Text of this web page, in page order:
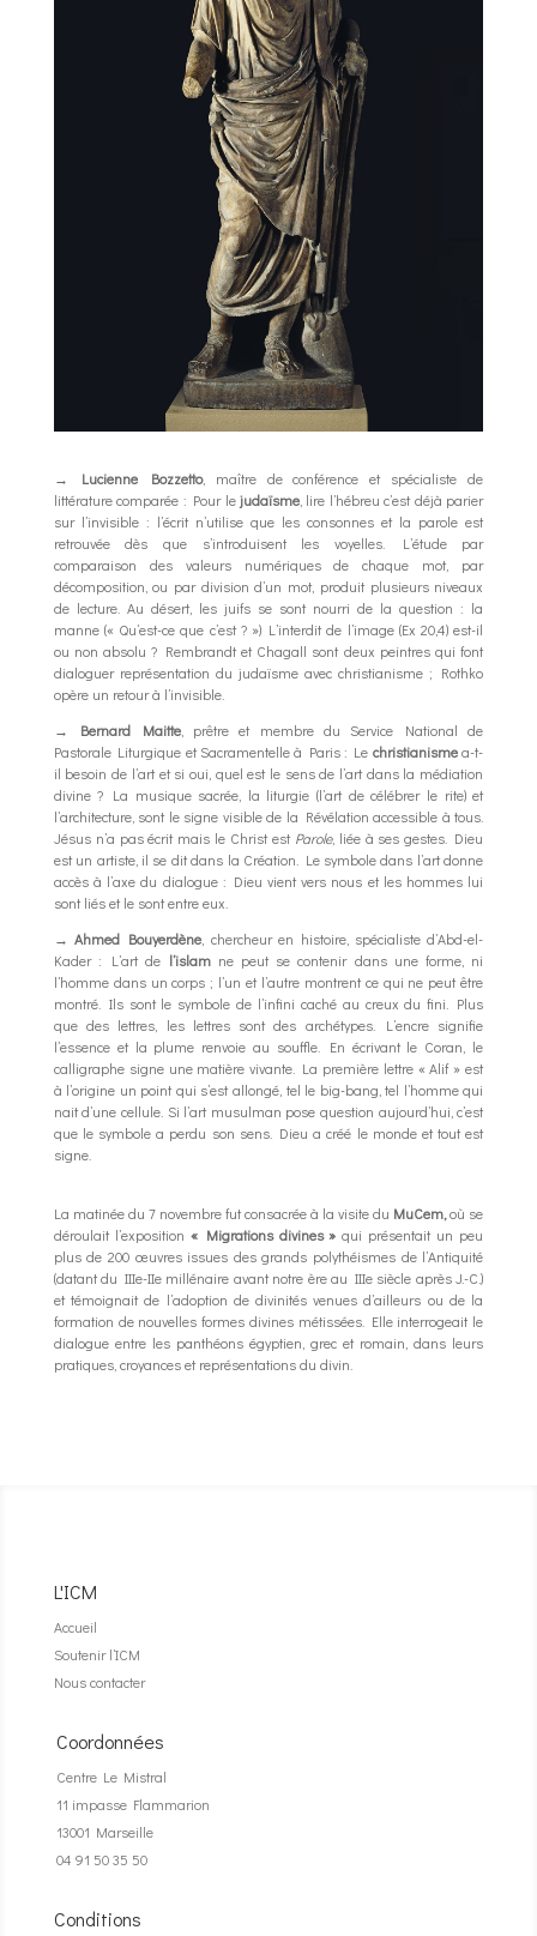
→ Lucienne Bozzetto, maître de conférence et spécialiste de
littérature comparée : Pour le judaïsme, lire l’hébreu c’est déjà parier
sur l’invisible : l’écrit n’utilise que les consonnes et la parole est
retrouvée dès que s’introduisent les voyelles. L’étude par
comparaison des valeurs numériques de chaque mot, par
décomposition, ou par division d’un mot, produit plusieurs niveaux
de lecture. Au désert, les juifs se sont nourri de la question : la
manne (« Qu’est-ce que c’est ? ») L’interdit de l’image (Ex 20,4) est-il
ou non absolu ? Rembrandt et Chagall sont deux peintres qui font
dialoguer représentation du judaïsme avec christianisme ; Rothko
opère un retour à l’invisible.
→
Bernard Maitte, prêtre et membre du Service National de
Pastorale Liturgique et Sacramentelle à Paris : Le christianisme a-t-
il besoin de l’art et si oui, quel est le sens de l’art dans la médiation
divine ? La musique sacrée, la liturgie (l’art de célébrer le rite) et
l’architecture, sont le signe visible de la Révélation accessible à tous.
Jésus n’a pas écrit mais le Christ est Parole, liée à ses gestes. Dieu
est un artiste, il se dit dans la Création. Le symbole dans l’art donne
accès à l’axe du dialogue : Dieu vient vers nous et les hommes lui
sont liés et le sont entre eux.
→ Ahmed Bouyerdène, chercheur en histoire, spécialiste d’Abd-el-
Kader : L’art de l’islam ne peut se contenir dans une forme, ni
l’homme dans un corps ; l’un et l’autre montrent ce qui ne peut être
montré. Ils sont le symbole de l’infini caché au creux du fini. Plus
que des lettres, les lettres sont des archétypes. L’encre signifie
l’essence et la plume renvoie au souffle. En écrivant le Coran, le
calligraphe signe une matière vivante. La première lettre « Alif » est
à l’origine un point qui s’est allongé, tel le big-bang, tel l’homme qui
nait d’une cellule. Si l’art musulman pose question aujourd’hui, c’est
que le symbole a perdu son sens. Dieu a créé le monde et tout est
signe.
La matinée du 7 novembre fut consacrée à la visite du MuCem,où se
déroulait l’exposition « Migrations divines » qui présentait un peu
plus de 200 œuvres issues des grands polythéismes de l’Antiquité
(datant du IIIe-IIe millénaire avant notre ère au IIIe siècle après J.-C.)
et témoignait de l’adoption de divinités venues d’ailleurs ou de la
formation de nouvelles formes divines métissées. Elle interrogeait le
dialogue entre les panthéons égyptien, grec et romain, dans leurs
pratiques, croyances et représentations du divin.
L'ICM
Accueil
Soutenir l’ICM
Nous contacter
Coordonnées
Centre Le Mistral
11 impasse Flammarion
13001 Marseille
04 91 50 35 50
Conditions